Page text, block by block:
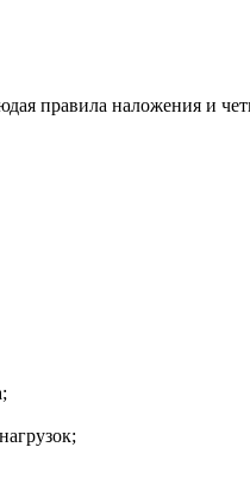
правила наложения и